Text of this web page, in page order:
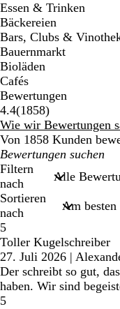
Essen & Trinken
Bäckereien
Bars, Clubs &
Bauernmarkt
Bioläden
Cafés
Bewertungen
4.4(18581858
Bewertungen
)
Wie wir Bewertungen
Von 1858 Kunden
Meine
Sucheingaben
Filtern
nach
Sortieren
nach
5
Toller Kugelschreiber
27. Juli 2026 |
Der schreibt so gut,
haben. Wir sind
5